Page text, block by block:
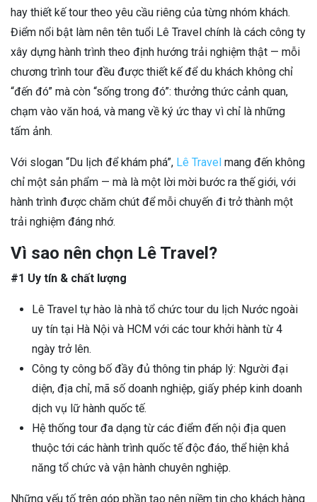
hay thiết kế tour theo yêu cầu riêng của từng nhóm khách.
Điểm nổi bật làm nên tên tuổi Lê Travel chính là cách công ty
xây dựng hành trình theo định hướng trải nghiệm thật — mỗi
chương trình tour đều được thiết kế để du khách không chỉ
“đến đó” mà còn “sống trong đó”: thưởng thức cảnh quan,
chạm vào văn hoá, và mang về ký ức thay vì chỉ là những
tấm ảnh.
Với slogan “Du lịch để khám phá”, Lê Travel mang đến không
chỉ một sản phẩm — mà là một lời mời bước ra thế giới, với
hành trình được chăm chút để mỗi chuyến đi trở thành một
trải nghiệm đáng nhớ.
Vì sao nên chọn Lê Travel?
#1 Uy tín & chất lượng
Lê Travel tự hào là nhà tổ chức tour du lịch Nước ngoài
uy tín tại Hà Nội và HCM với các tour khởi hành từ 4
ngày trở lên.
Công ty công bố đầy đủ thông tin pháp lý: Người đại
diện, địa chỉ, mã số doanh nghiệp, giấy phép kinh doanh
dịch vụ lữ hành quốc tế.
Hệ thống tour đa dạng từ các điểm đến nội địa quen
thuộc tới các hành trình quốc tế độc đáo, thể hiện khả
năng tổ chức và vận hành chuyên nghiệp.
Những yếu tố trên góp phần tạo nên niềm tin cho khách hàng